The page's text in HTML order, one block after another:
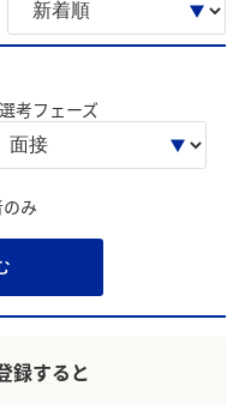
選考フェーズ
み
録すると